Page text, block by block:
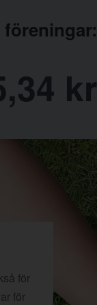
kr
för
för